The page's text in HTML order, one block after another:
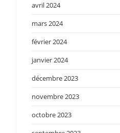
avril 2024
mars 2024
février 2024
janvier 2024
décembre 2023
novembre 2023
octobre 2023